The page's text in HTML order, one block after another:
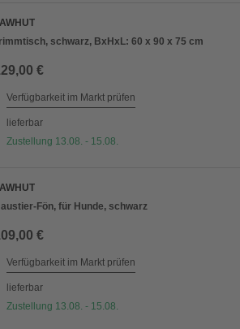
schwarz, BxHxL: 60 x 90 x 75 cm
€
Verfügbarkeit im Markt prüfen
lieferbar
Zustellung 13.08. - 15.08.
Fön, für Hunde, schwarz
€
Verfügbarkeit im Markt prüfen
lieferbar
Zustellung 13.08. - 15.08.